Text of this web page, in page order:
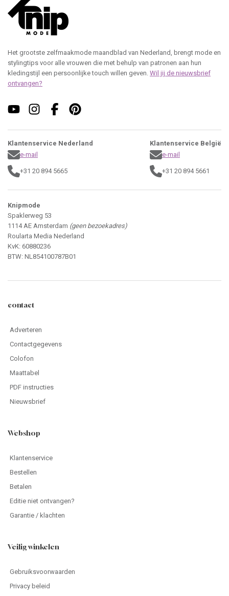
Het grootste zelfmaakmode maandblad van Nederland, brengt mode en
stylingtips voor alle vrouwen die met behulp van patronen aan hun
kledingstijl een persoonlijke touch willen geven. Wil jij de nieuwsbrief
ontvangen?
Klantenservice Nederland
e-mail
+31 20 894 5665
Klantenservice België
e-mail
+31 20 894 5661
Knipmode
Spaklerweg 53
1114 AE Amsterdam (geen bezoekadres)
Roularta Media Nederland
KvK: 60880236
BTW: NL854100787B01
contact
Adverteren
Contactgegevens
Colofon
Maattabel
PDF instructies
Nieuwsbrief
Webshop
Klantenservice
Bestellen
Betalen
Editie niet ontvangen?
Garantie / klachten
Veilig winkelen
Gebruiksvoorwaarden
Privacy beleid